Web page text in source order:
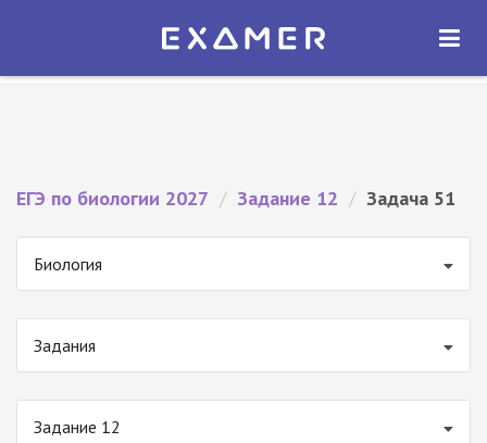
Экзамер — ЕГЭ 2027
ОТКРЫТЬ
ЕГЭ по биологии 2027 / Задание 12 / Задача 51
Биология
Задания
Задание 12